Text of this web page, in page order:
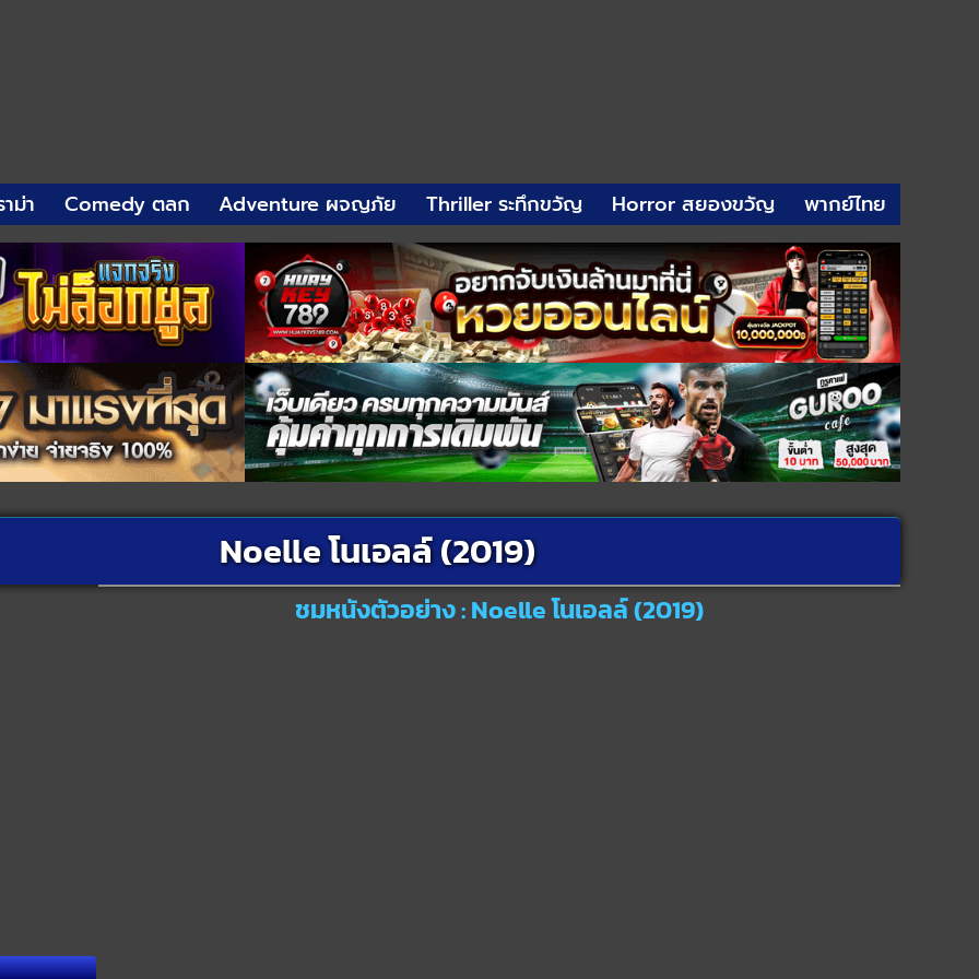
ม่า Comedy ตลก Adventure ผจญภัย Thriller ระทึกขวัญ Horror สยองขวัญ พากย์ไทย
Noelle โนเอลล์ (2019)
ชมหนังตัวอย่าง : Noelle โนเอลล์ (2019)